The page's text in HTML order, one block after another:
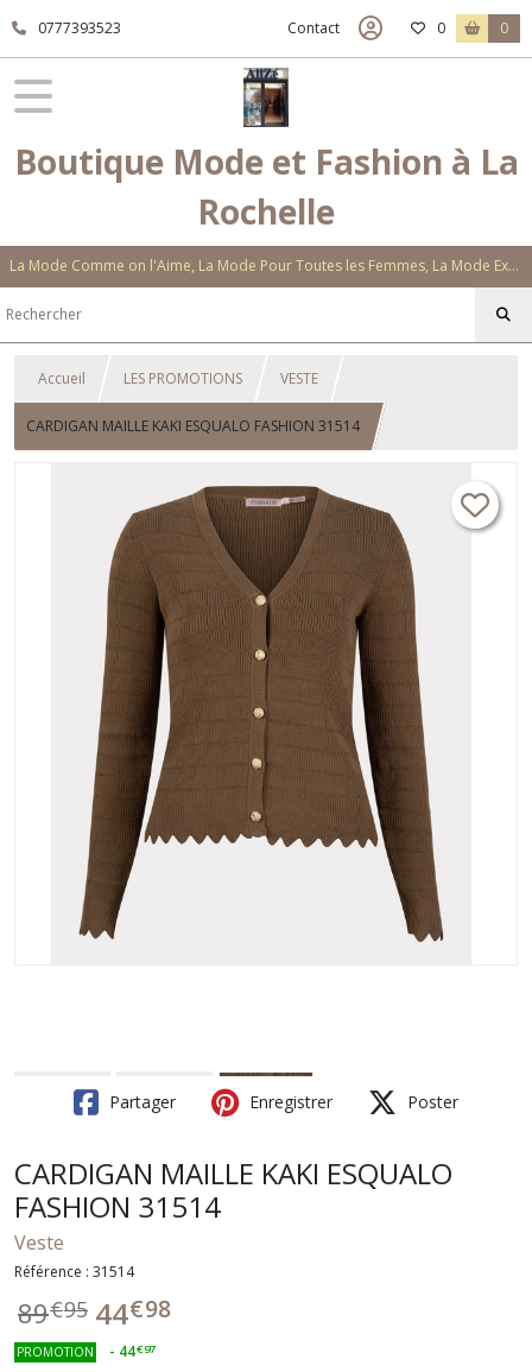
0777393523 Contact 0 0
Boutique Mode et Fashion à La
Rochelle
La Mode Comme on l'Aime, La Mode Pour Toutes les Femmes, La Mode Exclusive Aux Matières Et Couleurs Novatrices, La Mode Qui Vous Séduira
Accueil LES PROMOTIONS VESTE
CARDIGAN MAILLE KAKI ESQUALO FASHION 31514
Partager Enregistrer Poster
CARDIGAN MAILLE KAKI ESQUALO
FASHION 31514
Veste
Référence : 31514
89€95 44€98
PROMOTION - 44€97